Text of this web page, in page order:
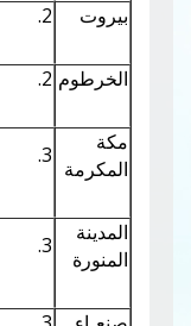
18
23
0
18
14
0
18
0
18
55
0